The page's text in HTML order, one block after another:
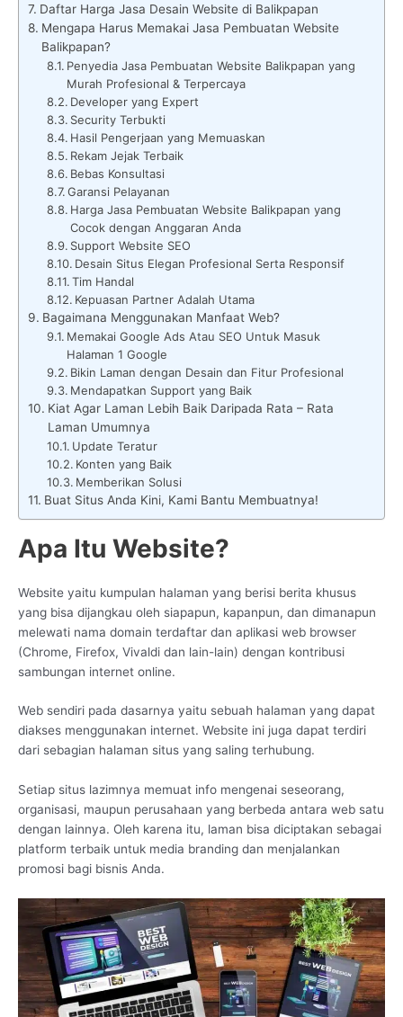
Daftar Harga Jasa Desain Website di Balikpapan
Mengapa Harus Memakai Jasa Pembuatan Website
Balikpapan?
Penyedia Jasa Pembuatan Website Balikpapan yang
Murah Profesional & Terpercaya
Developer yang Expert
Security Terbukti
Hasil Pengerjaan yang Memuaskan
Rekam Jejak Terbaik
Bebas Konsultasi
Garansi Pelayanan
Harga Jasa Pembuatan Website Balikpapan yang
Cocok dengan Anggaran Anda
Support Website SEO
Desain Situs Elegan Profesional Serta Responsif
Tim Handal
Kepuasan Partner Adalah Utama
Bagaimana Menggunakan Manfaat Web?
Memakai Google Ads Atau SEO Untuk Masuk
Halaman 1 Google
Bikin Laman dengan Desain dan Fitur Profesional
Mendapatkan Support yang Baik
Kiat Agar Laman Lebih Baik Daripada Rata – Rata
Laman Umumnya
Update Teratur
Konten yang Baik
Memberikan Solusi
Buat Situs Anda Kini, Kami Bantu Membuatnya!
Apa Itu Website?
Website yaitu kumpulan halaman yang berisi berita khusus
yang bisa dijangkau oleh siapapun, kapanpun, dan dimanapun
melewati nama domain terdaftar dan aplikasi web browser
(Chrome, Firefox, Vivaldi dan lain-lain) dengan kontribusi
sambungan internet online.
Web sendiri pada dasarnya yaitu sebuah halaman yang dapat
diakses menggunakan internet. Website ini juga dapat terdiri
dari sebagian halaman situs yang saling terhubung.
Setiap situs lazimnya memuat info mengenai seseorang,
organisasi, maupun perusahaan yang berbeda antara web satu
dengan lainnya. Oleh karena itu, laman bisa diciptakan sebagai
platform terbaik untuk media branding dan menjalankan
promosi bagi bisnis Anda.